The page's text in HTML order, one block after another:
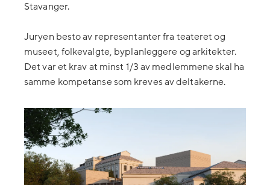
Stavanger.
Juryen besto av representanter fra teateret og
museet, folkevalgte, byplanleggere og arkitekter.
Det var et krav at minst 1/3 av medlemmene skal ha
samme kompetanse som kreves av deltakerne.